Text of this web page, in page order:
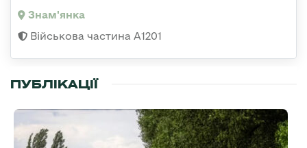
Знам'янка
Військова частина А1201
ПУБЛІКАЦІЇ